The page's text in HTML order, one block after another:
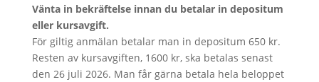
Vänta in bekräftelse innan du betalar in depositum
eller kursavgift.
För giltig anmälan betalar man in depositum 650 kr.
Resten av kursavgiften, 1600 kr, ska betalas senast
den 26 juli 2026. Man får gärna betala hela beloppet